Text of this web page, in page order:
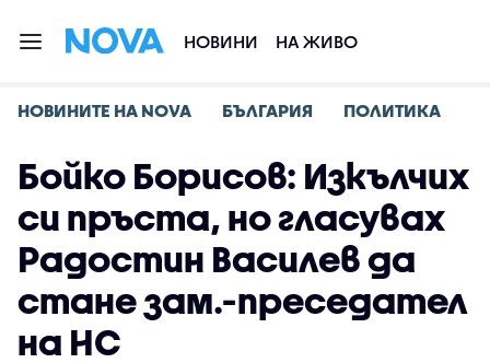
НОВИНИ НА ЖИВО
НОВИНИТЕ НА NOVA БЪЛГАРИЯ ПОЛИТИКА
Бойко Борисов: Изкълчих
си пръста, но гласувах
Радостин Василев да
стане зам.-преседател
на НС